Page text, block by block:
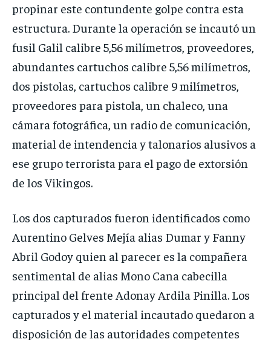
propinar este contundente golpe contra esta
estructura. Durante la operación se incautó un
fusil Galil calibre 5,56 milímetros, proveedores,
abundantes cartuchos calibre 5,56 milímetros,
dos pistolas, cartuchos calibre 9 milímetros,
proveedores para pistola, un chaleco, una
cámara fotográfica, un radio de comunicación,
material de intendencia y talonarios alusivos a
ese grupo terrorista para el pago de extorsión
de los Vikingos.
Los dos capturados fueron identificados como
Aurentino Gelves Mejía alias Dumar y Fanny
Abril Godoy quien al parecer es la compañera
sentimental de alias Mono Cana cabecilla
principal del frente Adonay Ardila Pinilla. Los
capturados y el material incautado quedaron a
disposición de las autoridades competentes